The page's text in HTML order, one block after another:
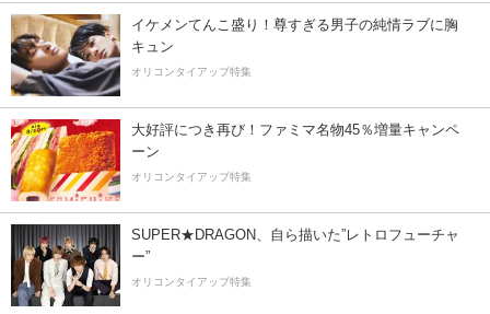
イケメンてんこ盛り！尊すぎる男子の純情ラブに胸
キュン
オリコンタイアップ特集
大好評につき再び！ファミマ名物45％増量キャンペ
ーン
オリコンタイアップ特集
SUPER★DRAGON、自ら描いた”レトロフューチャ
ー”
オリコンタイアップ特集